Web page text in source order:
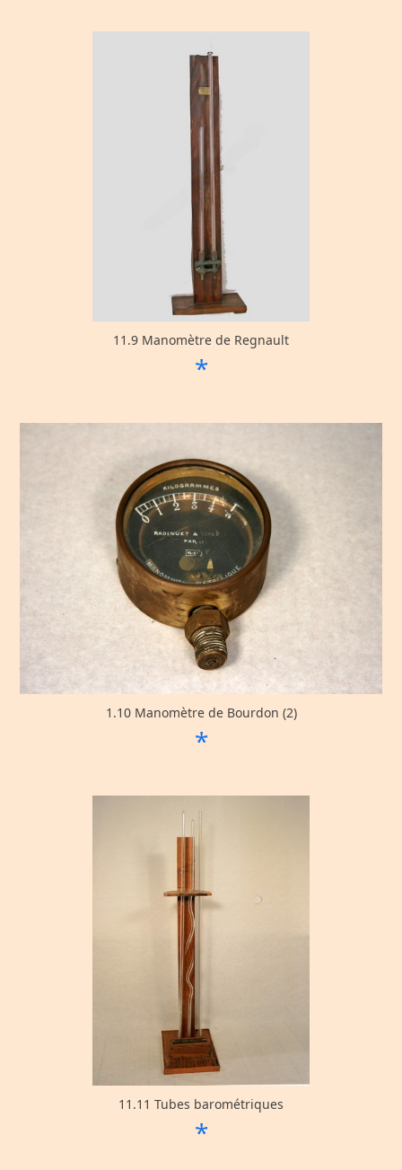
11.9 Manomètre de Regnault
*
1.10 Manomètre de Bourdon (2)
*
11.11 Tubes barométriques
*